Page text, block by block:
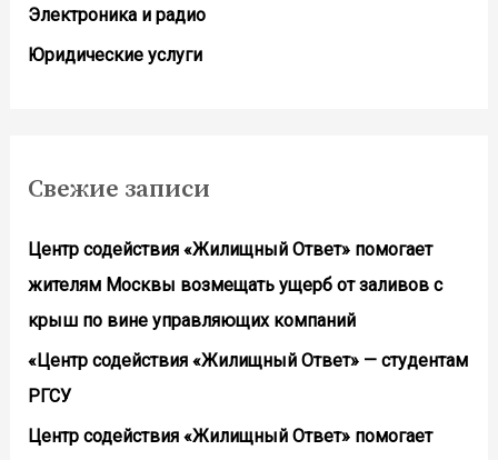
Электроника и радио
Юридические услуги
Свежие записи
Центр содействия «Жилищный Ответ» помогает
жителям Москвы возмещать ущерб от заливов с
крыш по вине управляющих компаний
«Центр содействия «Жилищный Ответ» — студентам
РГСУ
Центр содействия «Жилищный Ответ» помогает